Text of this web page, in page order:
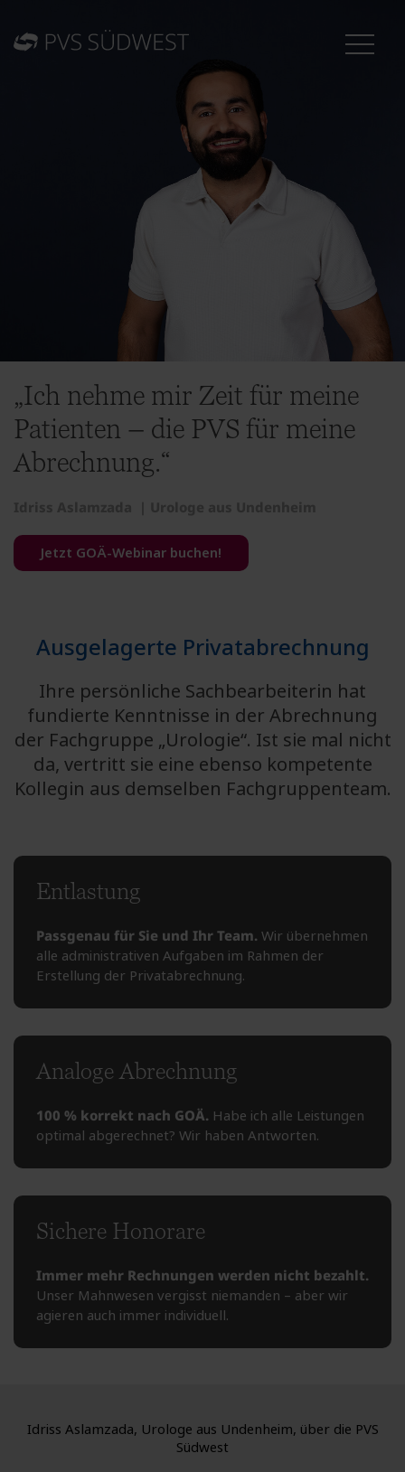
„Ich nehme mir Zeit für meine
Patienten – die PVS für meine
Abrechnung.“
Jetzt GOÄ-Webinar buchen!
Ausgelagerte Privatabrechnung
Ihre persönliche Sachbearbeiterin hat
fundierte Kenntnisse in der Abrechnung
der Fachgruppe „Urologie“. Ist sie mal nicht
da, vertritt sie eine ebenso kompetente
Kollegin aus demselben Fachgruppenteam.
Entlastung
Passgenau für Sie und Ihr Team. Wir übernehmen
alle administrativen Aufgaben im Rahmen der
Erstellung der Privatabrechnung.
Analoge Abrechnung
100 % korrekt nach GOÄ. Habe ich alle Leistungen
optimal abgerechnet? Wir haben Antworten.
Sichere Honorare
Immer mehr Rechnungen werden nicht bezahlt.
Unser Mahnwesen vergisst niemanden – aber wir
agieren auch immer individuell.
Idriss Aslamzada, Urologe aus Undenheim, über die PVS
Südwest